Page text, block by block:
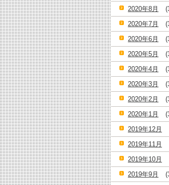
2020年8月
2020年7月
2020年6月
2020年5月
2020年4月
2020年3月
2020年2月
2020年1月
2019年12月
2019年11月
2019年10月
2019年9月